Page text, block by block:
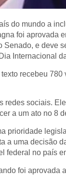
do mundo a
foi aprovada
e deve
Internacional
recebeu 780
redes sociais.
a um ato no 8
prioridade
a uma decisão
federal no país
foi aprovada